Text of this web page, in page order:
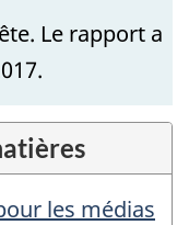
Le rapport a
les médias